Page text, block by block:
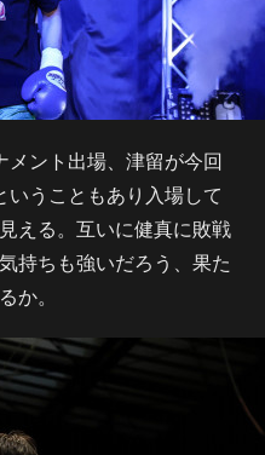
ント出場、津留が今回
うこともあり入場して
える。互いに健真に敗戦
持ちも強いだろう、果た
か。